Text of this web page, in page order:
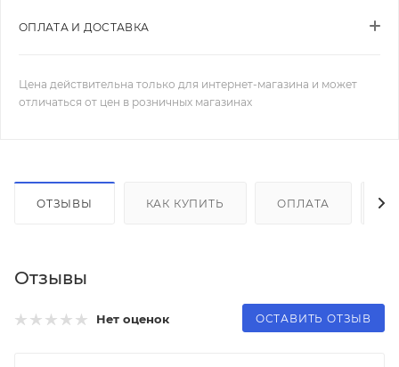
ОПЛАТА И ДОСТАВКА
Цена действительна только для интернет-магазина и может
отличаться от цен в розничных магазинах
ОТЗЫВЫ КАК КУПИТЬ ОПЛАТА
Отзывы
Нет оценок ОСТАВИТЬ ОТЗЫВ